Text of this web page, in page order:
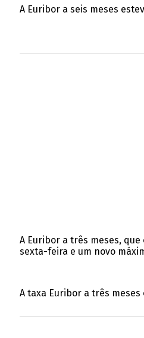
A Euribor a seis meses
A Euribor a três meses,
sexta-feira e um novo
A taxa Euribor a três